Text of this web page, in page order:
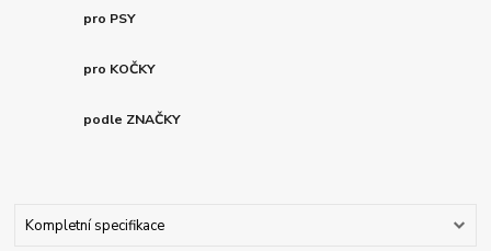
pro PSY
pro KOČKY
podle ZNAČKY
Kompletní specifikace